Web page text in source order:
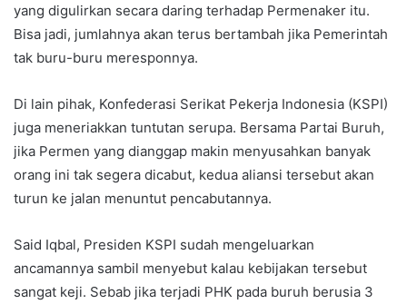
yang digulirkan secara daring terhadap Permenaker itu.
Bisa jadi, jumlahnya akan terus bertambah jika Pemerintah
tak buru-buru meresponnya.
Di lain pihak, Konfederasi Serikat Pekerja Indonesia (KSPI)
juga meneriakkan tuntutan serupa. Bersama Partai Buruh,
jika Permen yang dianggap makin menyusahkan banyak
orang ini tak segera dicabut, kedua aliansi tersebut akan
turun ke jalan menuntut pencabutannya.
Said Iqbal, Presiden KSPI sudah mengeluarkan
ancamannya sambil menyebut kalau kebijakan tersebut
sangat keji. Sebab jika terjadi PHK pada buruh berusia 3